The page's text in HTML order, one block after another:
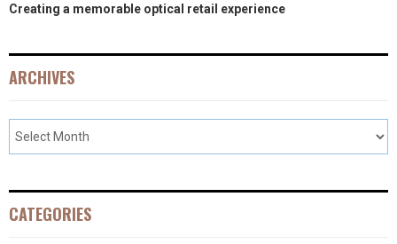
Creating a memorable optical retail experience
ARCHIVES
CATEGORIES